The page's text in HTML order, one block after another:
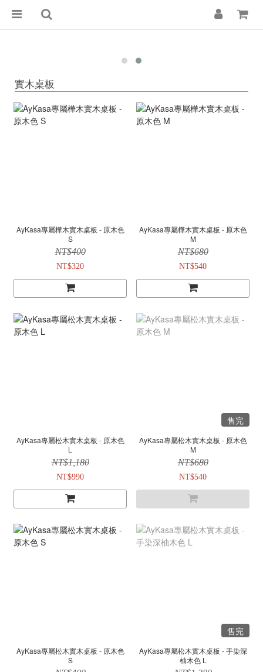
實木桌板
AyKasa專屬樺木實木桌板 - 原木色
S
NT$400
NT$320
AyKasa專屬樺木實木桌板 - 原木色
M
NT$680
NT$540
AyKasa專屬松木實木桌板 - 原木色
L
NT$1,180
NT$990
售完
AyKasa專屬松木實木桌板 - 原木色
M
NT$680
NT$540
AyKasa專屬松木實木桌板 - 原木色
S
售完
AyKasa專屬松木實木桌板 - 手染深
柚木色 L